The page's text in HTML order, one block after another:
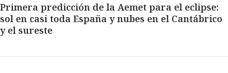
Primera predicción de la Aemet para el eclipse:
sol en casi toda España y nubes en el Cantábrico
y el sureste